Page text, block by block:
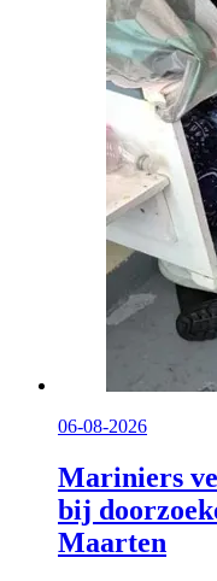
06-08-2026
Mariniers
bij
Maarten